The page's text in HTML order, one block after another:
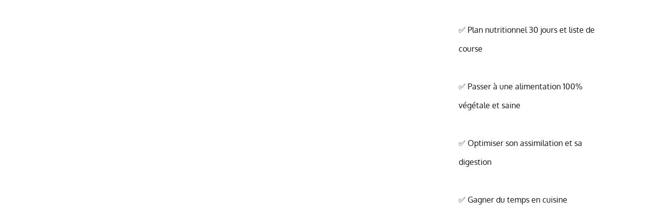
✅ Plan nutritionnel 30 jours et liste de
course
✅ Passer à une alimentation 100%
végétale et saine
✅ Optimiser son assimilation et sa
digestion
✅ Gagner du temps en cuisine